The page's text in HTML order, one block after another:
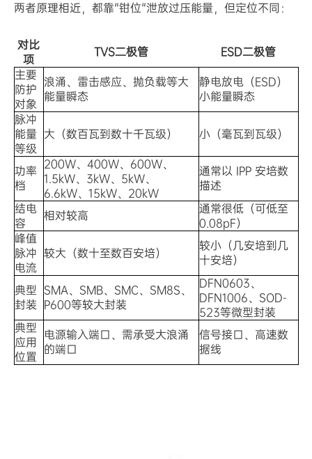
两者原理相近，都靠"钳位"泄放过压能量，但定位不同：
对比
项
TVS二极管
ESD二极管
主要
防护
对象
浪涌、雷击感应、抛负载等大
能量瞬态
静电放电（ESD）
小能量瞬态
脉冲
能量
等级
大（数百瓦到数十千瓦级） 小（毫瓦到瓦级）
功率
档
200W、400W、600W、
1.5kW、3kW、5kW、
6.6kW、15kW、20kW
通常以 IPP 安培数
描述
结电
容
相对较高
通常很低（可低至
0.08pF）
峰值
脉冲
电流
较大（数十至数百安培）
较小（几安培到几
十安培）
典型
封装
SMA、SMB、SMC、SM8S、
P600等较大封装
DFN0603、
DFN1006、SOD-
523等微型封装
典型
应用
位置
电源输入端口、需承受大浪涌
的端口
信号接口、高速数
据线